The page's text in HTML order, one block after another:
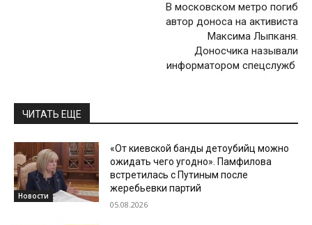
В московском метро погиб
автор доноса на активиста
Максима Лыпканя.
Доносчика называли
информатором спецслужб
ЧИТАТЬ ЕЩЕ
Новости
«От киевской банды детоубийц можно
ожидать чего угодно». Памфилова
встретилась с Путиным после
жеребьевки партий
05.08.2026